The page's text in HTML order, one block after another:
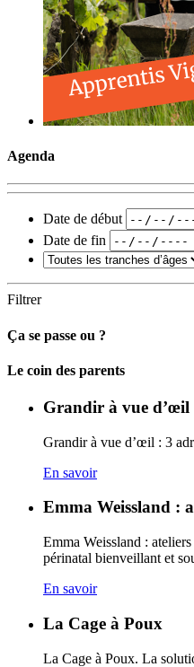
Agenda
Date de début
Date de fin
Filtrer
Ça se passe ou ?
Carto
Le coin des parents
Grandir à vue d’œil
Grandir à vue d’œil : 3
En savoir
Emma Weissland :
Emma Weissland :
périnatal bienveillant et
En savoir
La Cage à Poux
La Cage à Poux. La